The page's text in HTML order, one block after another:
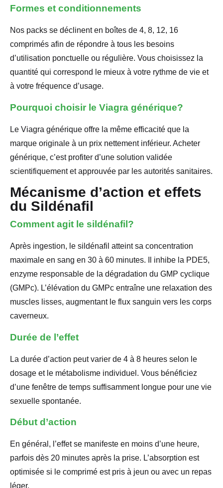
Formes et conditionnements
Nos packs se déclinent en boîtes de 4, 8, 12, 16
comprimés afin de répondre à tous les besoins
d’utilisation ponctuelle ou régulière. Vous choisissez la
quantité qui correspond le mieux à votre rythme de vie et
à votre fréquence d’usage.
Pourquoi choisir le Viagra générique?
Le Viagra générique offre la même efficacité que la
marque originale à un prix nettement inférieur. Acheter
générique, c’est profiter d’une solution validée
scientifiquement et approuvée par les autorités sanitaires.
Mécanisme d’action et effets
du Sildénafil
Comment agit le sildénafil?
Après ingestion, le sildénafil atteint sa concentration
maximale en sang en 30 à 60 minutes. Il inhibe la PDE5,
enzyme responsable de la dégradation du GMP cyclique
(GMPc). L’élévation du GMPc entraîne une relaxation des
muscles lisses, augmentant le flux sanguin vers les corps
caverneux.
Durée de l’effet
La durée d’action peut varier de 4 à 8 heures selon le
dosage et le métabolisme individuel. Vous bénéficiez
d’une fenêtre de temps suffisamment longue pour une vie
sexuelle spontanée.
Début d’action
En général, l’effet se manifeste en moins d’une heure,
parfois dès 20 minutes après la prise. L’absorption est
optimisée si le comprimé est pris à jeun ou avec un repas
léger.